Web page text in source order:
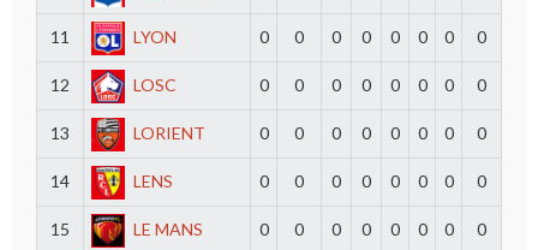
11 LYON 0 0 0 0 0 0 0 0
12 LOSC 0 0 0 0 0 0 0 0
13 LORIENT 0 0 0 0 0 0 0 0
14 LENS 0 0 0 0 0 0 0 0
15 LE MANS 0 0 0 0 0 0 0 0